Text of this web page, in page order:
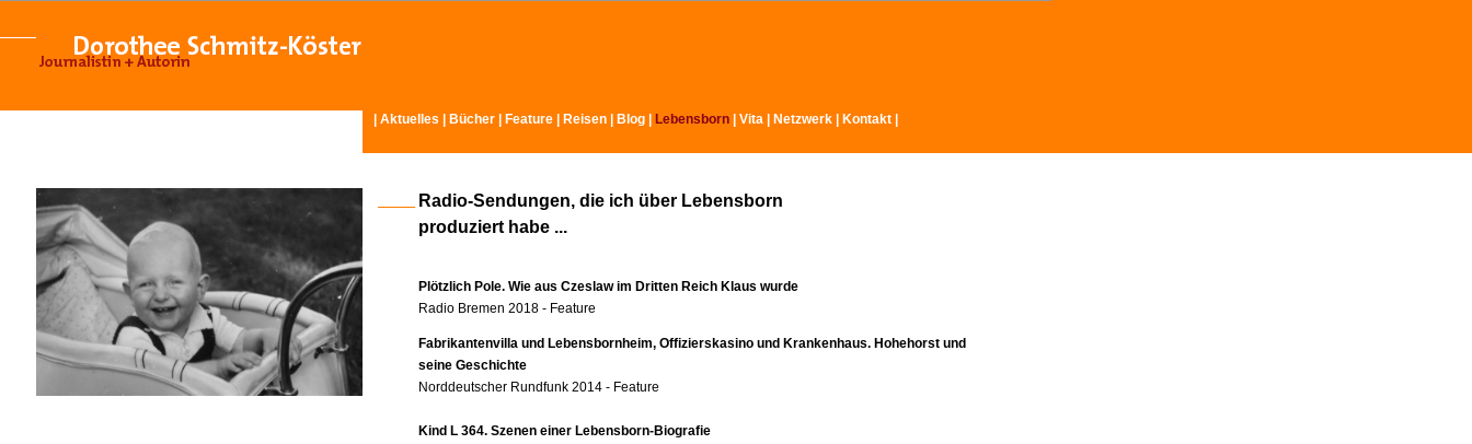
Aktuelles Bücher Feature Reisen Blog Lebensborn Vita Netzwerk Kontakt
Radio-Sendungen, die ich über Lebensborn
produziert habe ...
Plötzlich Pole. Wie aus Czeslaw im Dritten Reich Klaus wurde
Radio Bremen 2018 - Feature
Fabrikantenvilla und Lebensbornheim, Offizierskasino und Krankenhaus. Hohehorst und
seine Geschichte
Norddeutscher Rundfunk 2014 - Feature
Kind L 364. Szenen einer Lebensborn-Biografie